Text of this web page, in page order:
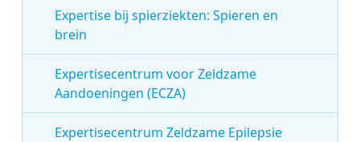
Expertise bij spierziekten: Spieren en
brein
Expertisecentrum voor Zeldzame
Aandoeningen (ECZA)
Expertisecentrum Zeldzame Epilepsie